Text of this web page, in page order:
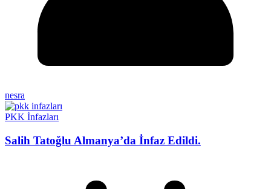
nesra
PKK İnfazları
Salih Tatoğlu Almanya’da İnfaz Edildi.